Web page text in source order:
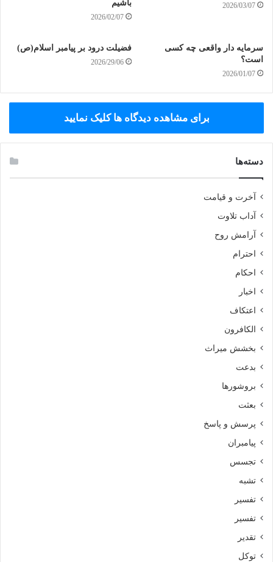
2026/03/07 باشیم
2026/02/07
سرمایه دار واقعی چه کسی
است؟
2026/01/07
فضیلت درود بر پیامبر اسلام(ص)
2026/29/06
برای مشاهده دیدگاه ها کلیک نمایید
دسته‌ها
آخرت و قیامت
آداب تلاوت
آرامش روح
احترام
احکام
اخبار
اعتکاف
الکافرون
بخشش میراث
بدعت
بروشورها
بعثت
پرسش و پاسخ
پیامبران
تجسس
تشبه
تفسیر
تفسیر
تقدیر
توکل